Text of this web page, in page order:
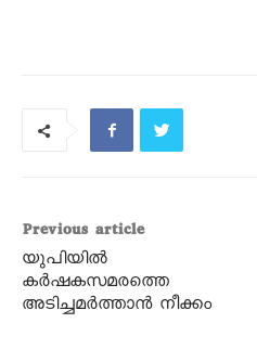
Previous article
യുപിയിൽ
കർഷകസമരത്തെ
അടിച്ചമർത്താൻ നീക്കം